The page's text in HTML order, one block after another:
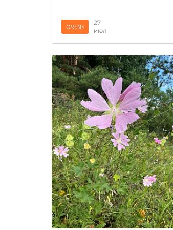
09:38
27
июл